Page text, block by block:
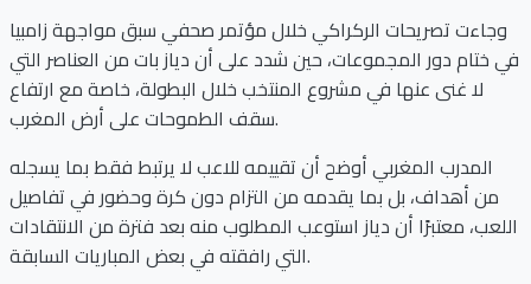
وجاءت تصريحات الركراكي خلال مؤتمر صحفي سبق مواجهة زامبيا
في ختام دور المجموعات، حين شدد على أن دياز بات من العناصر التي
لا غنى عنها في مشروع المنتخب خلال البطولة، خاصة مع ارتفاع
سقف الطموحات على أرض المغرب.
المدرب المغربي أوضح أن تقييمه للاعب لا يرتبط فقط بما يسجله
من أهداف، بل بما يقدمه من التزام دون كرة وحضور في تفاصيل
اللعب، معتبرًا أن دياز استوعب المطلوب منه بعد فترة من الانتقادات
التي رافقته في بعض المباريات السابقة.